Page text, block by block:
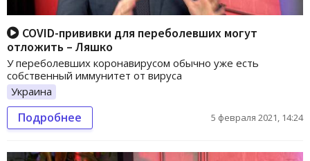
COVID-прививки для переболевших могут
отложить – Ляшко
У переболевших коронавирусом обычно уже есть
собственный иммунитет от вируса
Украина
Подробнее 5 февраля 2021, 14:24